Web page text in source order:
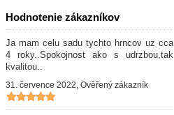
Hodnotenie zákazníkov
Ja mam celu sadu tychto hrncov uz cca
4 roky..Spokojnost ako s udrzbou,tak
kvalitou..
31. července 2022, Ověřený zákazník